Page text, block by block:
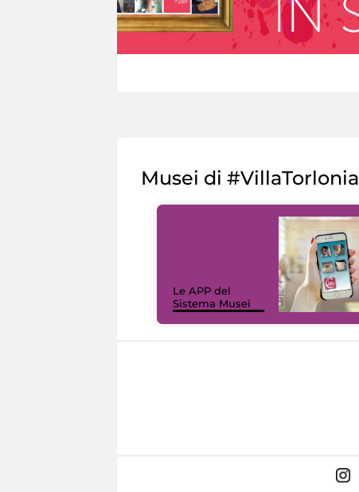
Musei di #VillaTorlonia
Le APP del
Sistema Musei